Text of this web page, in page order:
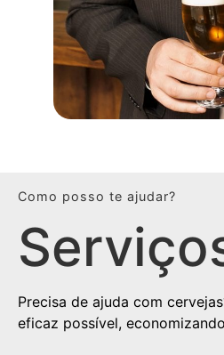
Como posso te ajudar?
Precisa de ajuda com
eficaz possível,